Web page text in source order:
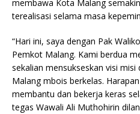
membawa Kota Malang
terealisasi selama masa
“Hari ini, saya dengan Pak
Pemkot Malang. Kami berdua
sekalian mensukseskan visi
Malang mbois berkelas.
membantu dan bekerja keras
tegas Wawali Ali Muthohirin